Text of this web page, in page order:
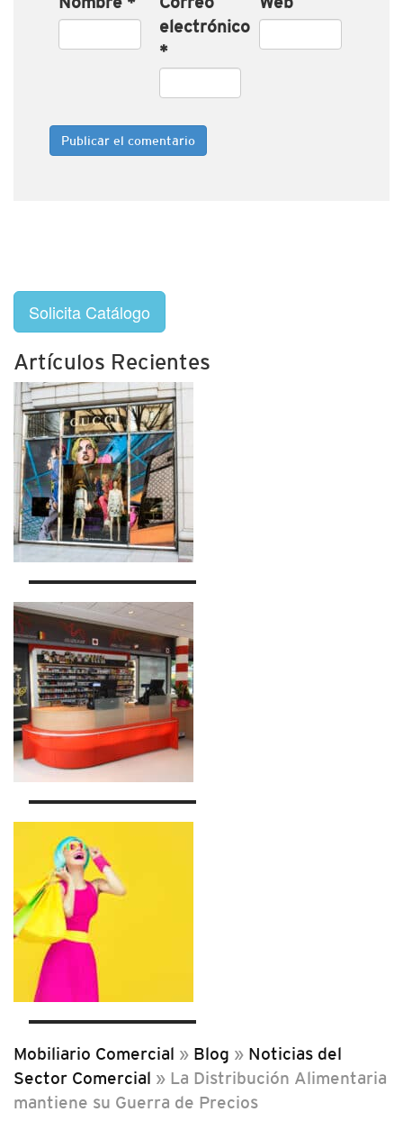
electrónico
*
Solicita Catálogo
Artículos Recientes
Mobiliario Comercial » Blog » Noticias del
Sector Comercial » La Distribución Alimentaria
mantiene su Guerra de Precios